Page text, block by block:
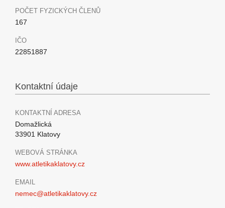
POČET FYZICKÝCH ČLENŮ
167
IČO
22851887
Kontaktní údaje
KONTAKTNÍ ADRESA
Domažlická
33901 Klatovy
WEBOVÁ STRÁNKA
www.atletikaklatovy.cz
EMAIL
nemec@atletikaklatovy.cz